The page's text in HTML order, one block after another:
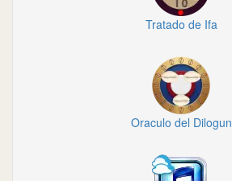
Tratado de Ifa
Oraculo del Dilogun